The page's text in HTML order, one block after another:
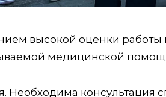
высокой оценки
медицинской
Необходима консультация